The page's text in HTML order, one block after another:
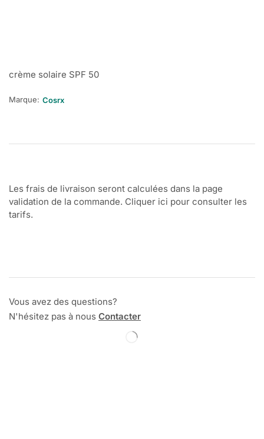
crème solaire SPF 50
Marque: Cosrx
Les frais de livraison seront calculées dans la page
validation de la commande. Cliquer ici pour consulter les
tarifs.
Vous avez des questions?
N'hésitez pas à nous Contacter